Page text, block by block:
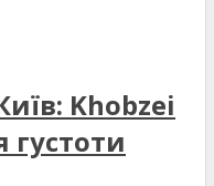
Khobzei